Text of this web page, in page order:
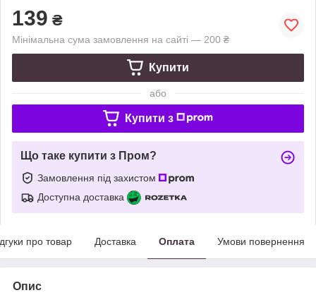
139 ₴
Мінімальна сума замовлення на сайті — 200 ₴
Купити
або
Купити з
Що таке купити з Пром?
Замовлення під захистом
Доступна доставка
про товар Доставка Оплата Умови повернення
Опис